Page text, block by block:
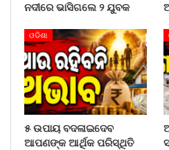
ନଦୀରେ ଭାସିଗଲେ ୨ ଯୁବକ
ଓଡିଶା
୫ ଉପାୟ ବଦଳାଇଦେବ
ଆପଣଙ୍କ ଆର୍ଥିକ ପରିସ୍ଥିତି